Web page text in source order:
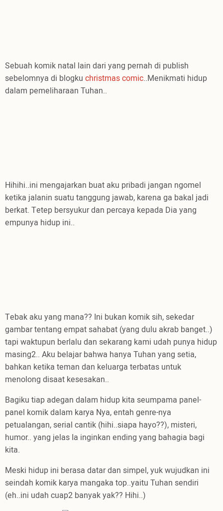
Sebuah komik natal lain dari yang pernah di publish
sebelomnya di blogku christmas comic..Menikmati hidup
dalam pemeliharaan Tuhan..
Hihihi..ini mengajarkan buat aku pribadi jangan ngomel
ketika jalanin suatu tanggung jawab, karena ga bakal jadi
berkat. Tetep bersyukur dan percaya kepada Dia yang
empunya hidup ini..
Tebak aku yang mana?? Ini bukan komik sih, sekedar
gambar tentang empat sahabat (yang dulu akrab banget..)
tapi waktupun berlalu dan sekarang kami udah punya hidup
masing2.. Aku belajar bahwa hanya Tuhan yang setia,
bahkan ketika teman dan keluarga terbatas untuk
menolong disaat kesesakan..
Bagiku tiap adegan dalam hidup kita seumpama panel-
panel komik dalam karya Nya, entah genre-nya
petualangan, serial cantik (hihi..siapa hayo??), misteri,
humor.. yang jelas Ia inginkan ending yang bahagia bagi
kita.
Meski hidup ini berasa datar dan simpel, yuk wujudkan ini
seindah komik karya mangaka top..yaitu Tuhan sendiri
(eh..ini udah cuap2 banyak yak?? Hihi..)